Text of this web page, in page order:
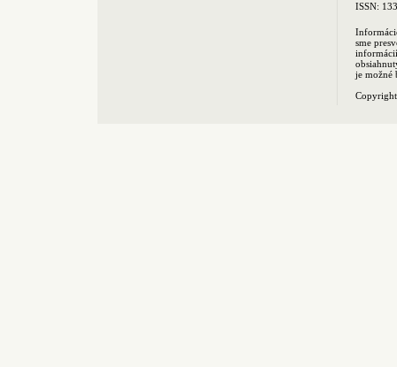
ISSN:
sme
je možné